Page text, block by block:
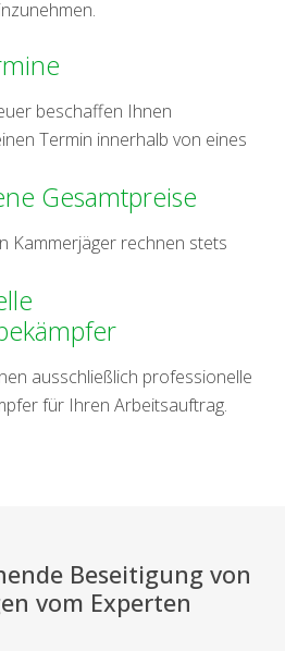
beschaffen Ihnen
Termin innerhalb von eines
Gesamtpreise
Kammerjäger rechnen stets
ausschließlich professionelle
für Ihren Arbeitsauftrag.
Beseitigung von
vom Experten